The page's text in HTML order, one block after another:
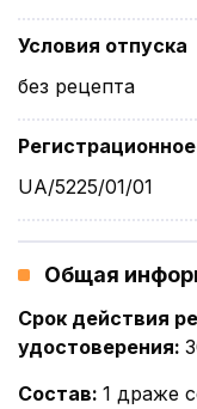
Условия отпуска
без рецепта
UA/5225/01/01
Общая
Срок действия
удостоверения:
Состав: 1 драже